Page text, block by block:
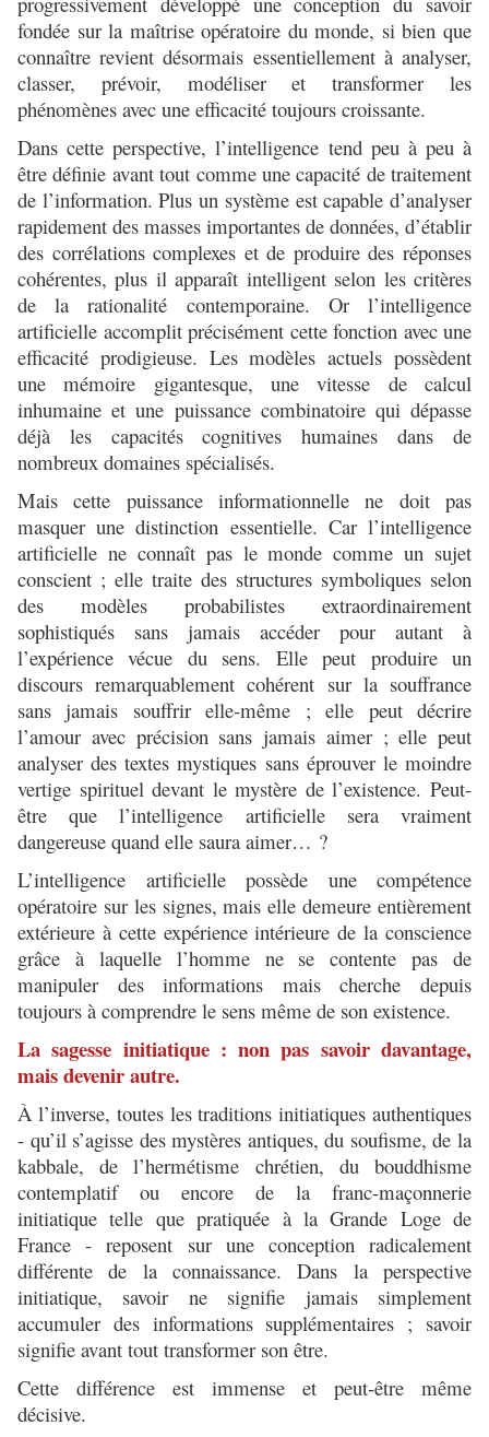
fondée sur la maîtrise opératoire du monde, si bien que
connaître revient désormais essentiellement à analyser,
classer, prévoir, modéliser et transformer les
phénomènes avec une efficacité toujours croissante.
Dans cette perspective, l’intelligence tend peu à peu à
être définie avant tout comme une capacité de traitement
de l’information. Plus un système est capable d’analyser
rapidement des masses importantes de données, d’établir
des corrélations complexes et de produire des réponses
cohérentes, plus il apparaît intelligent selon les critères
de la rationalité contemporaine. Or l’intelligence
artificielle accomplit précisément cette fonction avec une
efficacité prodigieuse. Les modèles actuels possèdent
une mémoire gigantesque, une vitesse de calcul
inhumaine et une puissance combinatoire qui dépasse
déjà les capacités cognitives humaines dans de
nombreux domaines spécialisés.
Mais cette puissance informationnelle ne doit pas
masquer une distinction essentielle. Car l’intelligence
artificielle ne connaît pas le monde comme un sujet
conscient ; elle traite des structures symboliques selon
des modèles probabilistes extraordinairement
sophistiqués sans jamais accéder pour autant à
l’expérience vécue du sens. Elle peut produire un
discours remarquablement cohérent sur la souffrance
sans jamais souffrir elle-même ; elle peut décrire
l’amour avec précision sans jamais aimer ; elle peut
analyser des textes mystiques sans éprouver le moindre
vertige spirituel devant le mystère de l’existence. Peut-
être que l’intelligence artificielle sera vraiment
dangereuse quand elle saura aimer… ?
L’intelligence artificielle possède une compétence
opératoire sur les signes, mais elle demeure entièrement
extérieure à cette expérience intérieure de la conscience
grâce à laquelle l’homme ne se contente pas de
manipuler des informations mais cherche depuis
toujours à comprendre le sens même de son existence.
La sagesse initiatique : non pas savoir davantage,
mais devenir autre.
À l’inverse, toutes les traditions initiatiques authentiques
- qu’il s’agisse des mystères antiques, du soufisme, de la
kabbale, de l’hermétisme chrétien, du bouddhisme
contemplatif ou encore de la franc-maçonnerie
initiatique telle que pratiquée à la Grande Loge de
France - reposent sur une conception radicalement
différente de la connaissance. Dans la perspective
initiatique, savoir ne signifie jamais simplement
accumuler des informations supplémentaires ; savoir
signifie avant tout transformer son être.
Cette différence est immense et peut-être même
décisive.